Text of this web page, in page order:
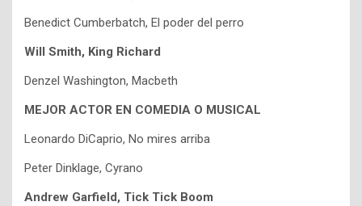
Benedict Cumberbatch, El poder del perro
Will Smith, King Richard
Denzel Washington, Macbeth
MEJOR ACTOR EN COMEDIA O MUSICAL
Leonardo DiCaprio, No mires arriba
Peter Dinklage, Cyrano
Andrew Garfield, Tick Tick Boom